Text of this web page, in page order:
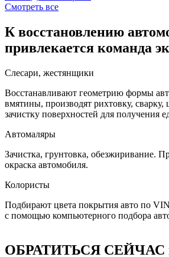
Смотреть все
К восстановлению
привлекается команда
Слесари, жестянщики
Восстанавливают геометрию формы
вмятины, производят рихтовку, сварку,
зачистку поверхностей для получения
Автомаляры
Зачистка, грунтовка, обезжиривание.
окраска автомобиля.
Колористы
Подбирают цвета покрытия авто по
с помощью компьютерного подбора
ОБРАТИТЬСЯ СЕЙЧАС